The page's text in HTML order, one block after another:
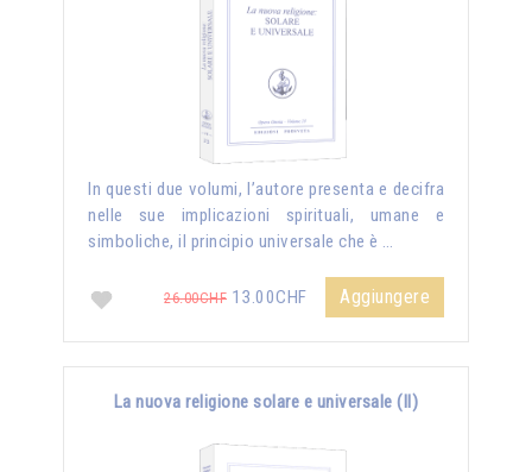
In questi due volumi, l’autore presenta e decifra
nelle sue implicazioni spirituali, umane e
simboliche, il principio universale che è …
26.00CHF 13.00CHF Aggiungere
La nuova religione solare e universale (II)